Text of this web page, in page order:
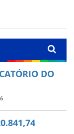
DO